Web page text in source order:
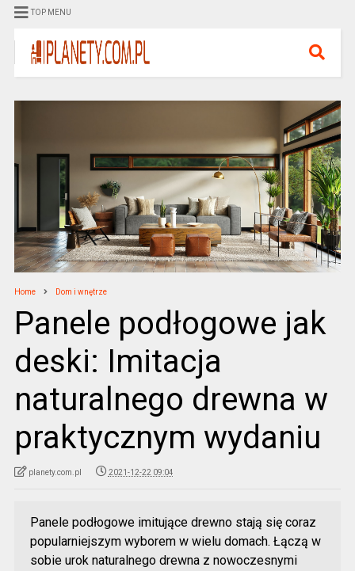
TOP MENU
Home Dom i wnętrze
Panele podłogowe jak
deski: Imitacja
naturalnego drewna w
praktycznym wydaniu
planety.com.pl 2021-12-22 09:04
Panele podłogowe imitujące drewno stają się coraz
popularniejszym wyborem w wielu domach. Łączą w
sobie urok naturalnego drewna z nowoczesnymi